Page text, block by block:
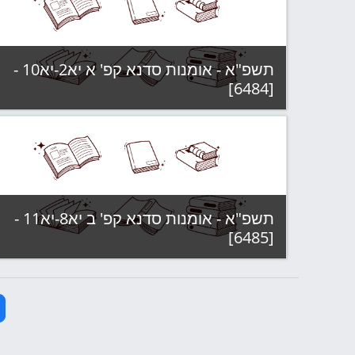
תשפ"א - קבוצות לימוד
תשפ"א - אומנות סדנא קפ' א יא2-יא10 -
[6484]
תשפ"א - קבוצות לימוד
תשפ"א - אומנות סדנא קפ' ב יא8-יא11 -
[6485]